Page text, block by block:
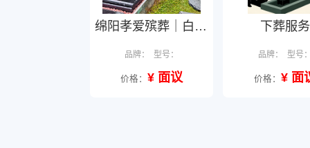
绵阳孝爱殡葬｜白事一条龙服务
品牌： 型号：
价格： ¥ 面议
下葬服务
品牌： 型号：
价格： ¥ 面